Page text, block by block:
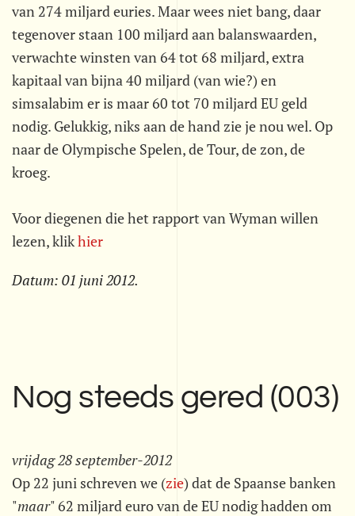
van 274 miljard euries. Maar wees niet bang, daar
tegenover staan 100 miljard aan balanswaarden,
verwachte winsten van 64 tot 68 miljard, extra
kapitaal van bijna 40 miljard (van wie?) en
simsalabim er is maar 60 tot 70 miljard EU geld
nodig. Gelukkig, niks aan de hand zie je nou wel. Op
naar de Olympische Spelen, de Tour, de zon, de
kroeg.
Voor diegenen die het rapport van Wyman willen
lezen, klikhier
Datum: 01 juni 2012.
Nog steeds gered (003)
vrijdag 28 september-2012
Op 22 juni schreven we (zie) dat de Spaanse banken
"maar" 62 miljard euro van de EU nodig hadden om